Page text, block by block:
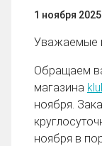
1 ноября 2025
Уважаемые
Обращаем
магазина
ноября.
ноября в